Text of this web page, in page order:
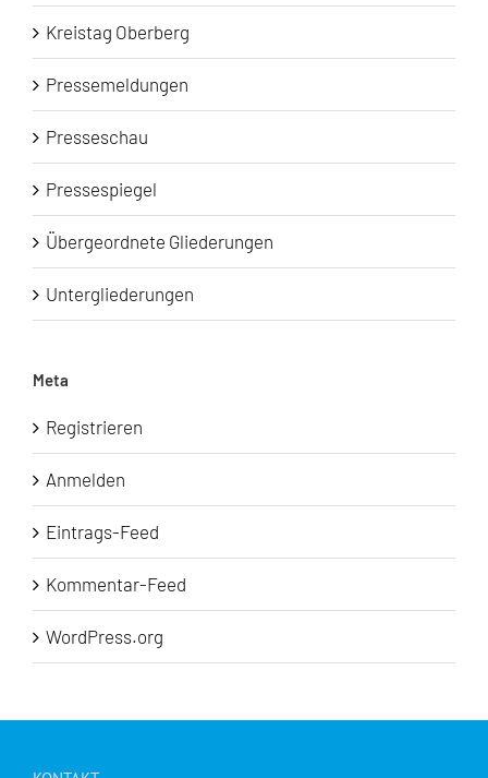
Kreistag Oberberg
Pressemeldungen
Presseschau
Pressespiegel
Übergeordnete Gliederungen
Untergliederungen
Meta
Registrieren
Anmelden
Eintrags-Feed
Kommentar-Feed
WordPress.org